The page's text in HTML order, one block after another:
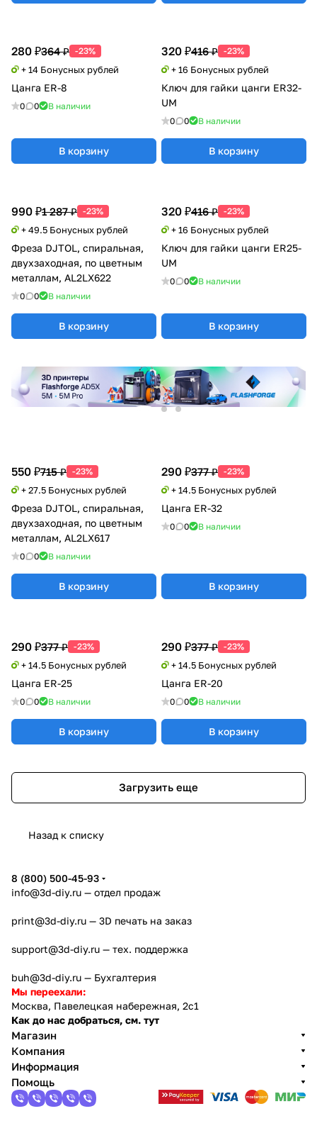
320 ₽416 ₽ -23%
+ 16 Бонусных рублей
Ключ для гайки цанги ER32-
UM
0 0 В наличии
В корзину
990 ₽1 287 ₽ -23%
+ 49.5 Бонусных рублей
Фреза DJTOL, спиральная,
двухзаходная, по цветным
металлам, AL2LX622
0 0 В наличии
В корзину
320 ₽416 ₽ -23%
+ 16 Бонусных рублей
Ключ для гайки цанги ER25-
UM
0 0 В наличии
В корзину
550 ₽715 ₽ -23%
+ 27.5 Бонусных рублей
Фреза DJTOL, спиральная,
двухзаходная, по цветным
металлам, AL2LX617
0 0 В наличии
В корзину
290 ₽377 ₽ -23%
+ 14.5 Бонусных рублей
Цанга ER-32
0 0 В наличии
В корзину
280 ₽364 ₽ -23%
+ 14 Бонусных рублей
Цанга ER-8
0 0 В наличии
В корзину
290 ₽377 ₽ -23%
+ 14.5 Бонусных рублей
Цанга ER-25
0 0 В наличии
В корзину
290 ₽377 ₽ -23%
+ 14.5 Бонусных рублей
Цанга ER-20
0 0 В наличии
В корзину
Загрузить еще
Назад к списку
8 (800) 500-45-93
info@3d-diy.ru — отдел продаж
print@3d-diy.ru — 3D печать на заказ
support@3d-diy.ru — тех. поддержка
buh@3d-diy.ru — Бухгалтерия
Мы переехали:
Москва, Павелецкая набережная, 2с1
Как до нас добраться, см. тут
Магазин
Компания
Информация
Помощь